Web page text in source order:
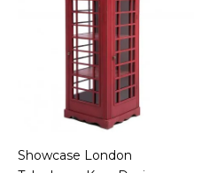
Showcase London